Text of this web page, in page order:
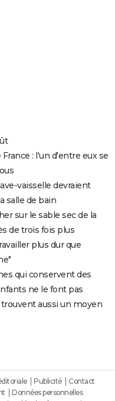
: l'un d'entre eux se
vaisselle devraient
salle de bain
sur le sable sec de la
de trois fois plus
plus dur que
qui conservent des
ne le font pas
aussi un moyen
Publicité
Contact
Données personnelles